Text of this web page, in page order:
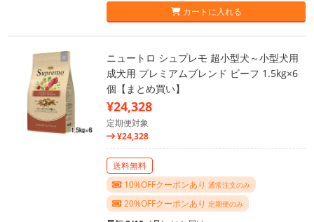
カートに入れる
ニュートロ シュプレモ 超小型犬～小型犬用
成犬用 プレミアムブレンド ビーフ 1.5kg×6
個【まとめ買い】
¥24,328
定期便対象
¥24,328
送料無料
10%OFFクーポンあり 通常注文のみ
20%OFFクーポンあり 定期便のみ